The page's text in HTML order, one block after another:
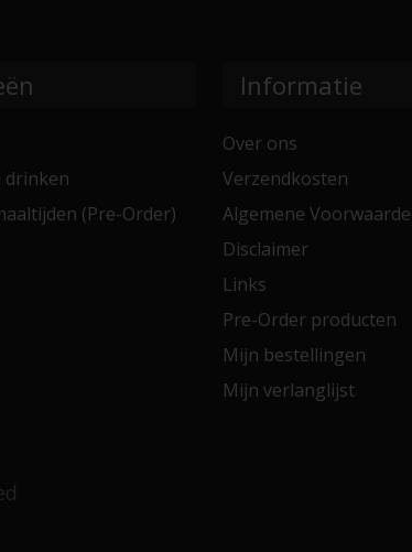
drinken
(Pre-Order)
Informatie
Over ons
Verzendkosten
Algemene
Disclaimer
Links
Pre-Order producten
Mijn bestellingen
Mijn verlanglijst